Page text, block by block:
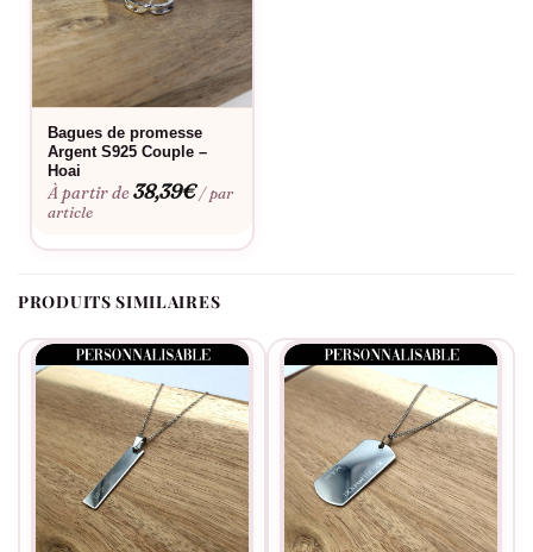
Bagues de promesse
Argent S925 Couple –
Hoai
À partir de38,39€ / par
article
PRODUITS SIMILAIRES